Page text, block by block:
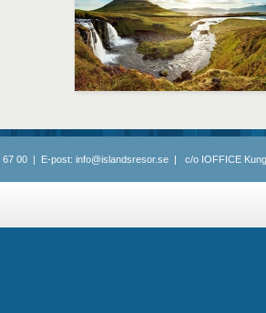
00 | E-post: info@islandsresor.se | c/o IOFFICE